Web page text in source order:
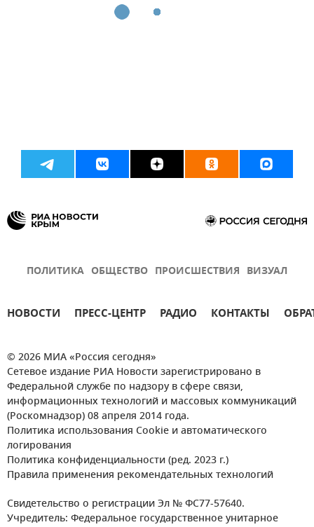
ПОЛИТИКА ОБЩЕСТВО ПРОИСШЕСТВИЯ ВИЗУАЛ
НОВОСТИ ПРЕСС-ЦЕНТР РАДИО КОНТАКТЫ
© 2026 МИА «Россия сегодня»
Сетевое издание РИА Новости зарегистрировано в
Федеральной службе по надзору в сфере связи,
информационных технологий и массовых коммуникаций
(Роскомнадзор) 08 апреля 2014 года.
Политика использования Cookie и автоматического
логирования
Политика конфиденциальности (ред. 2023 г.)
Правила применения рекомендательных технологий
Свидетельство о регистрации Эл № ФС77-57640.
Учредитель: Федеральное государственное унитарное